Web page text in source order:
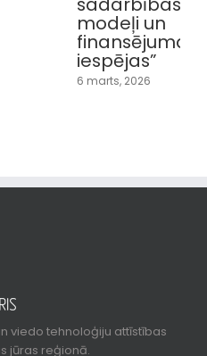
viedo tehnoloģiju attīstības
jūras reģionā.